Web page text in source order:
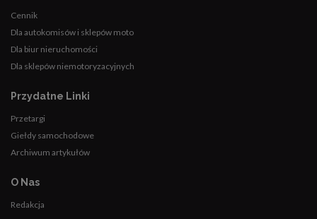
Cennik
Dla autokomisów i sklepów moto
Dla biur nieruchomości
Dla sklepów niemotoryzacyjnych
Przydatne Linki
Przetargi
Giełdy samochodowe
Archiwum artykułów
O Nas
Redakcja